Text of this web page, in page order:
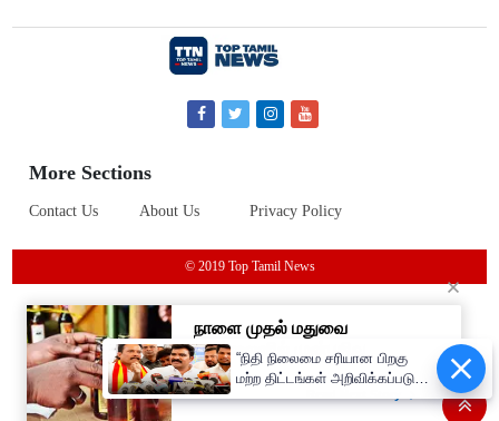
More Sections
Contact Us About Us Privacy Policy
© 2019 Top Tamil News
“நிதி நிலைமை சரியான பிறகு
மற்ற திட்டங்கள் அறிவிக்கப்படும்”-
அமைச்சர் நிர்மல்குமார் விளக்கம்